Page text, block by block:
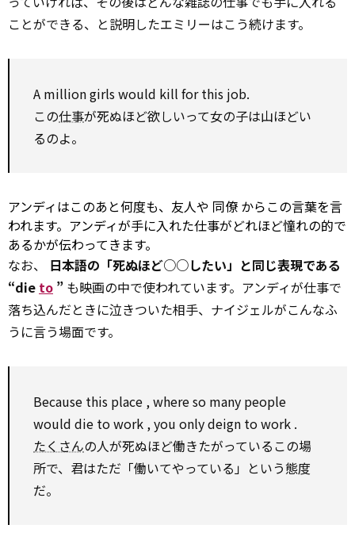
ことができる、と説明したエミリーはこう続けます。
A million girls would kill forthis job.
この仕事が死ぬほど欲しいって女の子は山ほどい
るのよ。
アンディはこのあと何度も、友人や 同僚 からこの言葉を言
われます。アンディが手に入れた仕事がどれほど憧れの的で
あるかが伝わってきます。
なお、 日本語の「死ぬほど○○したい」と同じ表現である
“die to ” も映画の中で使われています。アンディが仕事で
落ち込んだときに泣きついた相手、ナイジェルがこんなふ
うに言う場面です。
Because this place , whereso many people
would die towork , you only deign towork .
たくさんの人が死ぬほど働きたがっているこの場
所で、君はただ「働いてやっている」という態度
だ。